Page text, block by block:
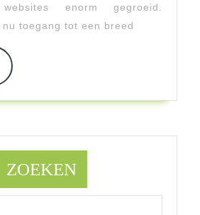
enorm gegroeid.
toegang tot een breed
Read
ZOEKEN